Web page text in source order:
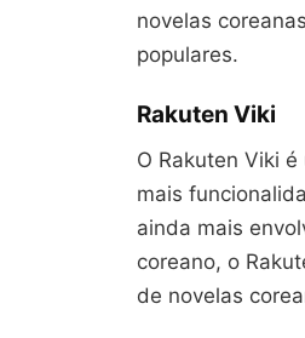
novelas
populares.
Rakuten Viki
O Rakuten Viki
mais
ainda mais
coreano, o
de novelas